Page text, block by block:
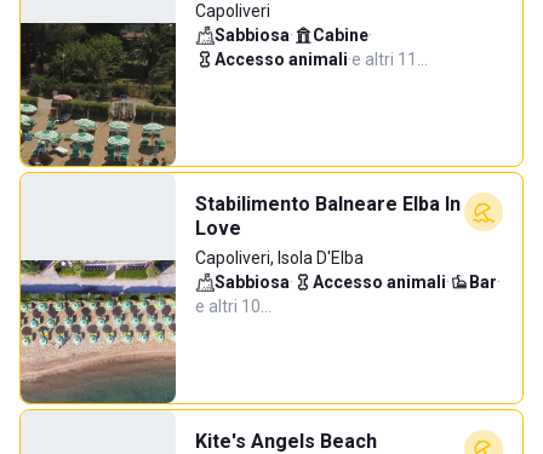
Capoliveri
Sabbiosa· Cabine·
Accesso animali·e altri 11…
Stabilimento Balneare Elba In
Love
Capoliveri, Isola D'Elba
Sabbiosa· Accesso animali· Bar·
e altri 10…
Kite's Angels Beach